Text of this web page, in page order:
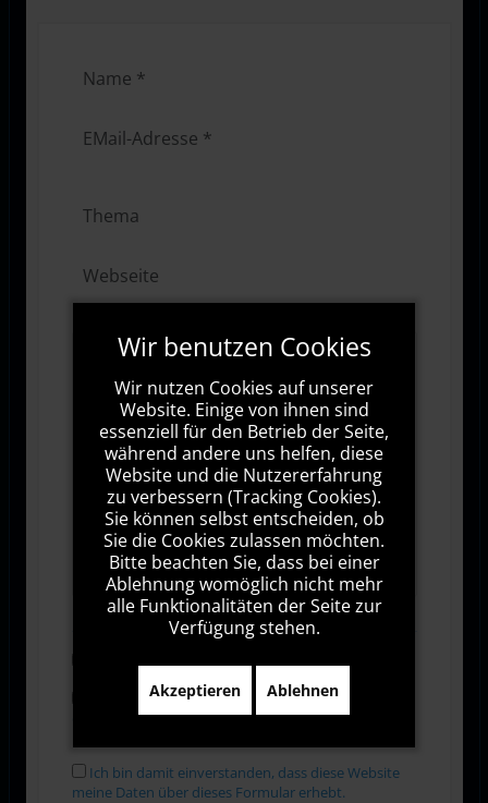
1000Zeichen übrig
Ich stimme den Allgemeinen
Geschäftsbedingungen zu.
Ich bin damit einverstanden, dass diese Website
meine Daten über dieses Formular erhebt.
Wir benutzen Cookies
Wir nutzen Cookies auf unserer
Website. Einige von ihnen sind
essenziell für den Betrieb der Seite,
während andere uns helfen, diese
Website und die Nutzererfahrung
zu verbessern (Tracking Cookies).
Sie können selbst entscheiden, ob
Sie die Cookies zulassen möchten.
Bitte beachten Sie, dass bei einer
Ablehnung womöglich nicht mehr
alle Funktionalitäten der Seite zur
Verfügung stehen.
Akzeptieren Ablehnen